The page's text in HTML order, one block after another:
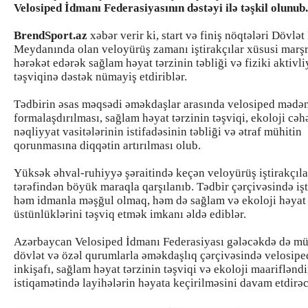
Velosiped İdmanı Federasiyasının dəstəyi ilə təşkil olunub.
BrendSport.az xəbər verir ki, start və finiş nöqtələri Dövlət
Meydanında olan veloyürüş zamanı iştirakçılar xüsusi
hərəkət edərək sağlam həyat tərzinin təbliği və fiziki
təşviqinə dəstək nümayiş etdiriblər.
Tədbirin əsas məqsədi əməkdaşlar arasında velosiped
formalaşdırılması, sağlam həyat tərzinin təşviqi, ekoloji
nəqliyyat vasitələrinin istifadəsinin təbliği və ətraf mühitin
qorunmasına diqqətin artırılması olub.
Yüksək əhval-ruhiyyə şəraitində keçən veloyürüş
tərəfindən böyük maraqla qarşılanıb. Tədbir çərçivəsində
həm idmanla məşğul olmaq, həm də sağlam və ekoloji
üstünlüklərini təşviq etmək imkanı əldə ediblər.
Azərbaycan Velosiped İdmanı Federasiyası gələcəkdə də
dövlət və özəl qurumlarla əməkdaşlıq çərçivəsində
inkişafı, sağlam həyat tərzinin təşviqi və ekoloji
istiqamətində layihələrin həyata keçirilməsini davam